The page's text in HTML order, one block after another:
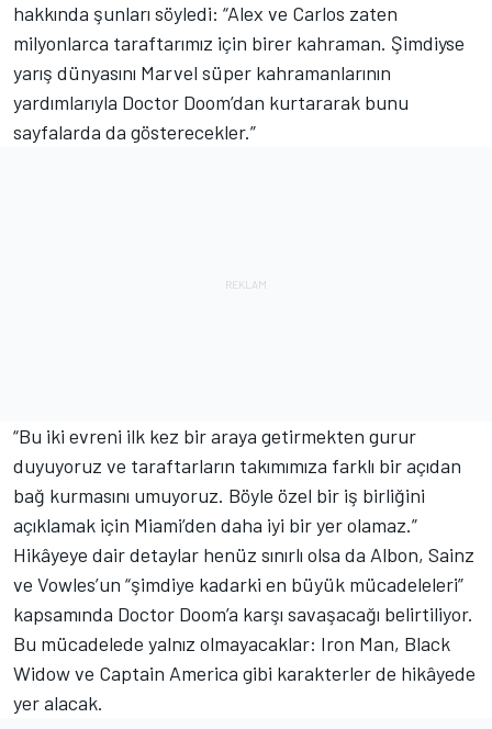
hakkında şunları söyledi: “Alex ve Carlos zaten
milyonlarca taraftarımız için birer kahraman. Şimdiyse
yarış dünyasını Marvel süper kahramanlarının
yardımlarıyla Doctor Doom’dan kurtararak bunu
sayfalarda da gösterecekler.”
“Bu iki evreni ilk kez bir araya getirmekten gurur
duyuyoruz ve taraftarların takımımıza farklı bir açıdan
bağ kurmasını umuyoruz. Böyle özel bir iş birliğini
açıklamak için Miami’den daha iyi bir yer olamaz.”
Hikâyeye dair detaylar henüz sınırlı olsa da Albon, Sainz
ve Vowles’un “şimdiye kadarki en büyük mücadeleleri”
kapsamında Doctor Doom’a karşı savaşacağı belirtiliyor.
Bu mücadelede yalnız olmayacaklar: Iron Man, Black
Widow ve Captain America gibi karakterler de hikâyede
yer alacak.